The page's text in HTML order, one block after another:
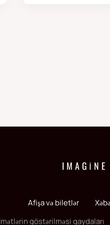
IMAGINE
Afişa və biletlər
göstərilməsi qaydaları